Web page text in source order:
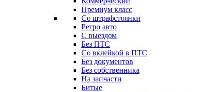
Премиум класс
Со штрафстоянки
Ретро авто
С выездом
Без ПТС
Со вклейкой в ПТС
Без документов
Без собственника
На запчасти
Битые